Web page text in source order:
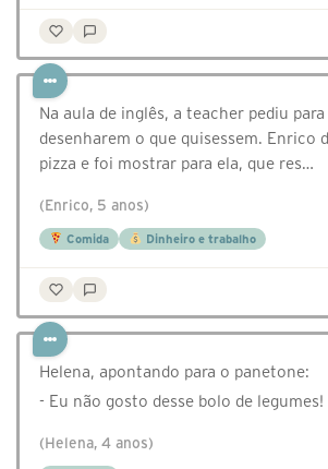
Na aula de inglês, a teacher pediu para
desenharem o que quisessem. Enrico
pizza e foi mostrar para ela, que res…
(Enrico, 5 anos)
Comida Dinheiro e trabalho
Helena, apontando para o panetone:
- Eu não gosto desse bolo de legumes!
(Helena, 4 anos)